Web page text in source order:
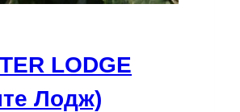
LODGE
Лодж)